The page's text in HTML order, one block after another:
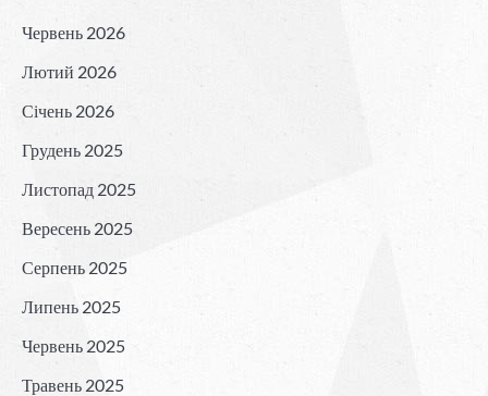
Червень 2026
Лютий 2026
Січень 2026
Грудень 2025
Листопад 2025
Вересень 2025
Серпень 2025
Липень 2025
Червень 2025
Травень 2025